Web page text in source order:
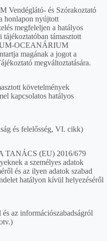
és Szórakoztató
honlapon nyújtott
megfeleljen a hatályos
tájékoztatóban támasztott
OCEANÁRIUM
magának a jogot a
megváltoztatására.
követelmények
kapcsolatos hatályos
és felelősség, VI. cikk)
TANÁCS (EU) 2016/679
a személyes adatok
és az ilyen adatok szabad
hatályon kívül helyezéséről
az információszabadságról